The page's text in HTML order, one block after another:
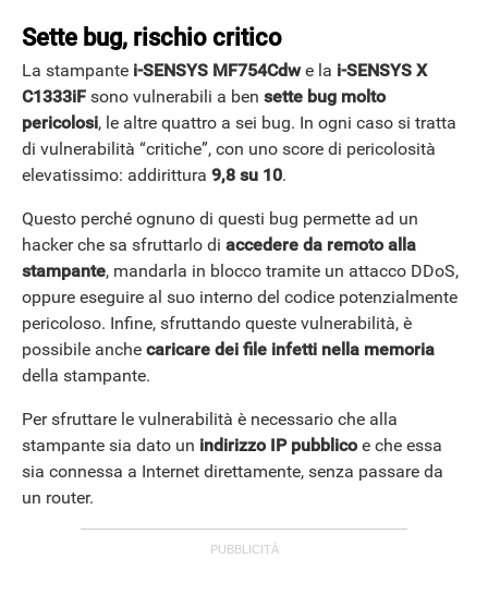
ANDROID
Sette bug, rischio critico
La stampante i-SENSYS MF754Cdwe la i-SENSYS X
C1333iF sono vulnerabili a ben sette bug molto
pericolosi, le altre quattro a sei bug. In ogni caso si tratta
di vulnerabilità “critiche”, con uno score di pericolosità
elevatissimo: addirittura 9,8 su 10.
Questo perché ognuno di questi bug permette ad un
hacker che sa sfruttarlo di accedere da remoto alla
stampante, mandarla in blocco tramite un attacco DDoS,
oppure eseguire al suo interno del codice potenzialmente
pericoloso. Infine, sfruttando queste vulnerabilità, è
possibile anche caricare dei file infetti nella memoria
della stampante.
Per sfruttare le vulnerabilità è necessario che alla
stampante sia dato un indirizzo IP pubblicoe che essa
sia connessa a Internet direttamente, senza passare da
un router.